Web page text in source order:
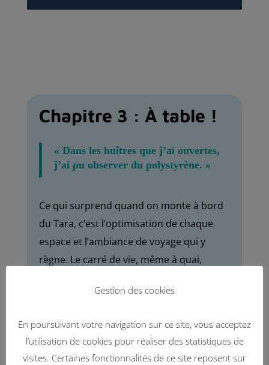
Chapitre 3 : À table !
« Dans les huîtres que j’ai ouvertes,
j’ai pu observer du polystyrène. »
Ce qui surprend quand on monte à bord
du Tara, c’est l’optimisation de chaque
espace et l’ambiance de voyage qui y
règne. Le carré de vie, même à quai,
On s’y sent bien. C’est Sophie Bain, marin-
Lorsqu’il n’y a pas d’escale durant un
mois, il faut bien assurer les vivres : trucs
Gestion des cookies
En poursuivant votre navigation sur ce site, vous acceptez
l’utilisation de cookies pour réaliser des statistiques de
visites. Certaines fonctionnalités de ce site reposent sur